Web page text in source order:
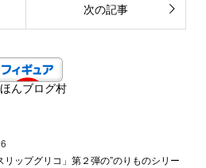
次の記事
んブログ村
リップグリコ」第２弾の”のりものシリー